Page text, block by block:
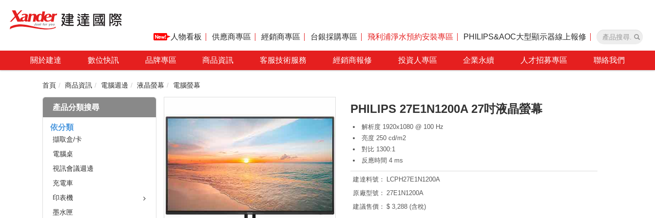
人物看板 供應商專區 經銷商專區 台銀採購專區 飛利浦淨水預約安裝專區 PHILIPS&AOC大型顯示器線上報修
關於建達 數位快訊 品牌專區 商品資訊 客服技術服務 經銷商報修 投資人專區 企業永續 人才招募專區 聯絡我們
首頁 商品資訊 電腦週邊 液晶螢幕 電腦螢幕
產品分類搜尋
依分類
擷取盒/卡
電腦桌
視訊會議週邊
充電車
印表機
墨水匣
PHILIPS 27E1N1200A 27吋液晶螢幕
解析度 1920x1080 @ 100 Hz
亮度 250 cd/m2
對比 1300:1
反應時間 4 ms
建達料號：
LCPH27E1N1200A
原廠型號： 27E1N1200A
建議售價： $ 3,288 (含稅)